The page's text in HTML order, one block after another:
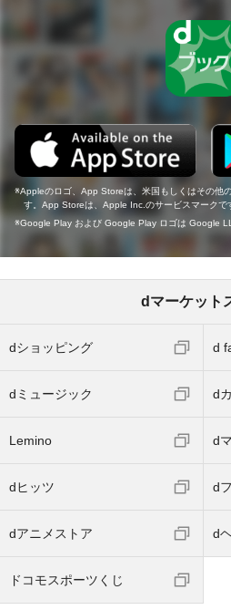
Appleのロゴ、App Storeは、米国もしくはその他
す。App Storeは、Apple Inc.のサービスマークで
Google Play および Google Play ロゴは Google
dマーケット
dショッピング d
dミュージック d
Lemino d
dヒッツ d
dアニメストア d
ドコモスポーツくじ